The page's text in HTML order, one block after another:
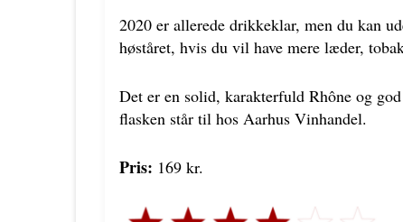
2020 er allerede drikkeklar, men du kan
høståret, hvis du vil have mere læder,
Det er en solid, karakterfuld Rhône og
flasken står til hos Aarhus Vinhandel.
Pris: 169 kr.